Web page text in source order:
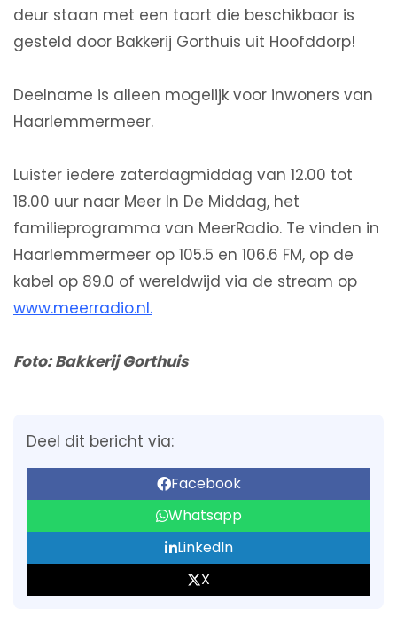
deur staan met een taart die beschikbaar is
gesteld door Bakkerij Gorthuis uit Hoofddorp!
Deelname is alleen mogelijk voor inwoners van
Haarlemmermeer.
Luister iedere zaterdagmiddag van 12.00 tot
18.00 uur naar Meer In De Middag, het
familieprogramma van MeerRadio. Te vinden in
Haarlemmermeer op 105.5 en 106.6 FM, op de
kabel op 89.0 of wereldwijd via de stream op
www.meerradio.nl.
Foto: Bakkerij Gorthuis
Deel dit bericht via:
Facebook
Whatsapp
LinkedIn
X